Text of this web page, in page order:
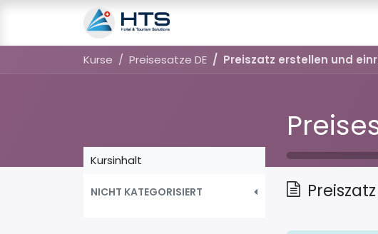
Kurse Preisesatze DE Preiszatz erstellen und
Kursinhalt
NICHT KATEGORISIERT